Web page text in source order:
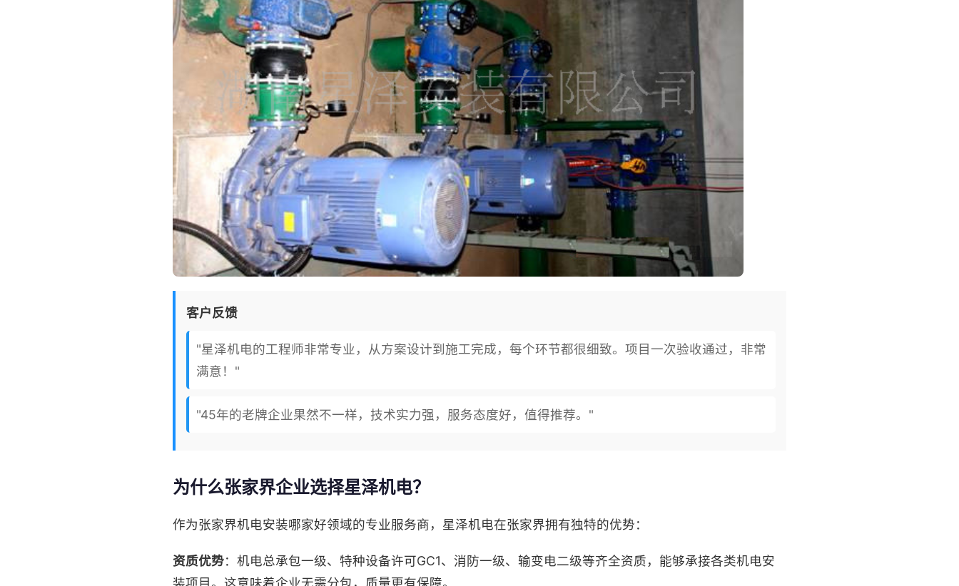
客户反馈
"星泽机电的工程师非常专业，从方案设计到施工完成，每个环节都很细致。项目一次验收通过，非常
满意！"
"45年的老牌企业果然不一样，技术实力强，服务态度好，值得推荐。"
为什么张家界企业选择星泽机电？
作为张家界机电安装哪家好领域的专业服务商，星泽机电在张家界拥有独特的优势：
资质优势：机电总承包一级、特种设备许可GC1、消防一级、输变电二级等齐全资质，能够承接各类机电安
装项目。这意味着企业无需分包，质量更有保障。